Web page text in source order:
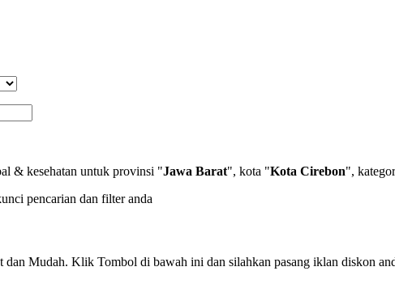
& kesehatan untuk provinsi "Jawa Barat", kota "Kota Cirebon",
pencarian dan filter anda
dan Mudah. Klik Tombol di bawah ini dan silahkan pasang iklan diskon